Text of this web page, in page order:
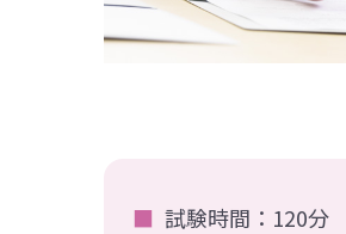
試験時間：120分